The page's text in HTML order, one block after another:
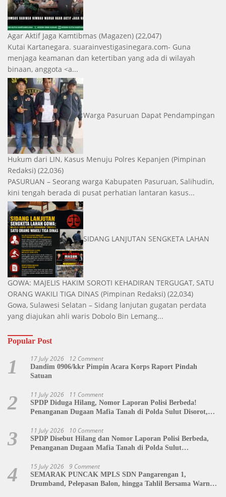
Agar Aktif Jaga Kamtibmas (Magazen) (22,047)
Kutai Kartanegara. suarainvestigasinegara.com- Guna
menjaga keamanan dan ketertiban yang ada di wilayah
binaan, anggota <a...
Warga Pasuruan Dapat Pendampingan
Hukum dari LIN, Kasus Menuju Polres Kepanjen (Pimpinan
Redaksi) (22,036)
PASURUAN – Seorang warga Kabupaten Pasuruan, Salihudin,
kini tengah berada di pusat perhatian lantaran kasus...
SIDANG LANJUTAN SENGKETA LAHAN
GOWA: MAJELIS HAKIM SOROTI KEHADIRAN TERGUGAT, SATU
ORANG WAKILI TIGA DINAS (Pimpinan Redaksi) (22,034)
Gowa, Sulawesi Selatan – Sidang lanjutan gugatan perdata
yang diajukan ahli waris Dobolo Bin Lemang...
Popular Post
1 17 July 2026 12 Comment
Dandim 0906/kkr Pimpin Acara Korps Raport Pindah
Satuan
2 11 July 2026 11 Comment
SPDP Diduga Hilang, Nomor Laporan Polisi Berbeda!
Penanganan Dugaan Mafia Tanah di Polda Sulut Disorot,
3 11 July 2026 10 Comment
SPDP Disebut Hilang dan Nomor Laporan Polisi Berbeda,
Penanganan Dugaan Mafia Tanah di Polda Sulut
4 15 July 2026 9 Comment
SEMARAK PUNCAK MPLS SDN Pangarengan 1,
Drumband, Pelepasan Balon, hingga Tahlil Bersama Warnai